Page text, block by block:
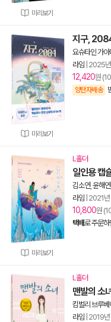
미리보기
미리보기
지구,
요슈타인 가아
라임 2025
12,420원
양탄자배송
미리보기
L홀더
일인용 캡
김소연, 윤해연,
라임 2021
10,800원
택배로 주문하
L홀더
맨발의 소녀
킴벌리 브루베
라임 2019